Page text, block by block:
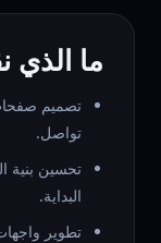
ما الذي
تصميم
تواصل.
تحسين بنية
البداية.
تطوير